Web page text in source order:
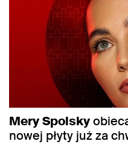
MerySpolsky
nowej płyty już za